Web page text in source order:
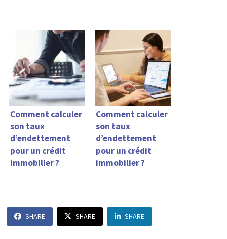
Comment calculer
son taux
d’endettement
pour un crédit
immobilier ?
Comment calculer
son taux
d’endettement
pour un crédit
immobilier ?
SHARE SHARE SHARE